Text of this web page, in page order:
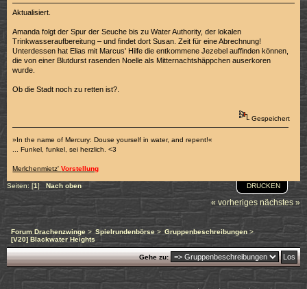
Aktualisiert.
Amanda folgt der Spur der Seuche bis zu Water Authority, der lokalen
Trinkwasseraufbereitung – und findet dort Susan. Zeit für eine Abrechnung!
Unterdessen hat Elias mit Marcus' Hilfe die entkommene Jezebel auffinden können,
die von einer Blutdurst rasenden Noelle als Mitternachtshäppchen auserkoren
wurde.
Ob die Stadt noch zu retten ist?.
Gespeichert
»In the name of Mercury: Douse yourself in water, and repent!«
... Funkel, funkel, sei herzlich. <3
Merlchenmietz'Vorstellung
DRUCKEN
Seiten: [1] Nach oben
« vorheriges nächstes »
Forum Drachenzwinge > Spielrundenbörse> Gruppenbeschreibungen>
[V20] Blackwater Heights
Gehe zu: